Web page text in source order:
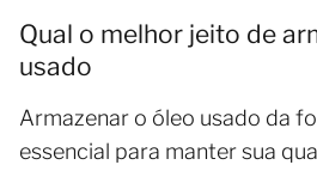
Qual o melhor jeito de
usado
Armazenar o óleo usado da
essencial para manter sua